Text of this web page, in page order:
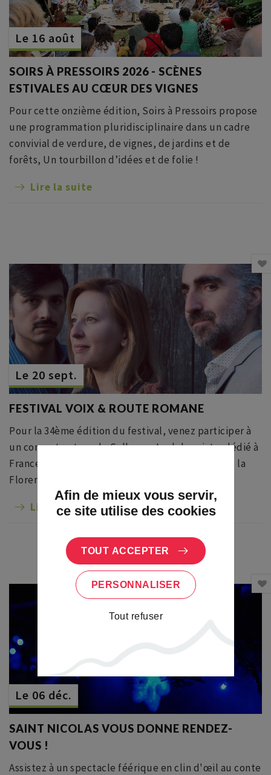
Le 16 août
SOIRS À PRESSOIRS 2026 - SCÈNES
ESTIVALES AU CŒUR DES VIGNES
Pour cette onzième édition, Soirs à Pressoirs propose
une programmation pluridisciplinaire dans un cadre
convivial de verdure, de vignes, de jardins et de
forêts, Un tourbillon d’idées et de folie !
Lire la suite
Le 20 sept.
FESTIVAL VOIX & ROUTE ROMANE
Pour la 34ème édition du festival, venez participer à
un concert autour de Sollazzo : La dolce vista, dédié à
Francesco Landini, poète et musicien aveugle de la
Florence médiévale.
Lire la suite
Le 06 déc.
SAINT NICOLAS VOUS DONNE RENDEZ-
VOUS !
Assistez à un spectacle féérique en clin d'œil au conte
Afin de mieux vous servir,
ce site utilise des cookies
TOUT ACCEPTER
PERSONNALISER
Tout refuser